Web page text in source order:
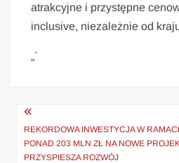
atrakcyjne i przystępne
inclusive, niezależnie od
„`
Nawigacja
wpisu
REKORDOWA INWESTYCJA W
PONAD 203 MLN ZŁ NA NOWE
PRZYSPIESZA ROZWÓJ